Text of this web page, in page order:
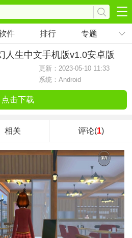
件 排行 专题
人生中文手机版v1.0安卓版
更新：2023-05-10 11:33
系统：Android
点击下载
相关 评论(1)